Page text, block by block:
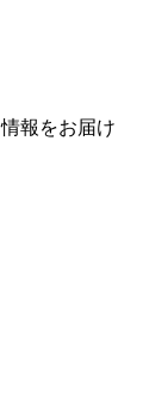
報をお届け